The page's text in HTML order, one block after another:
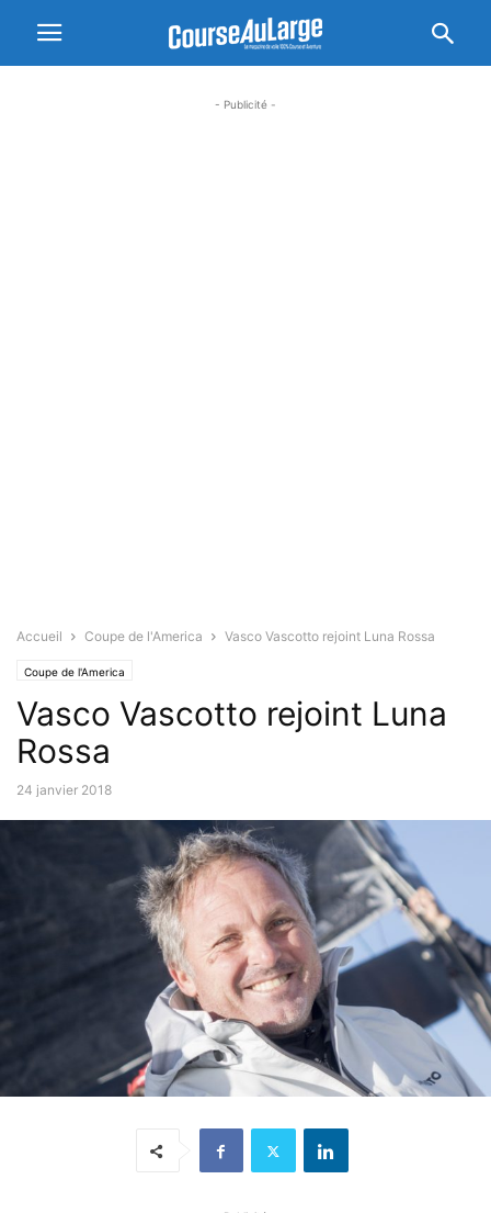
- Publicité -
Accueil Coupe de l'America Vasco Vascotto rejoint Luna Rossa
Coupe de l'America
Vasco Vascotto rejoint Luna
Rossa
24 janvier 2018